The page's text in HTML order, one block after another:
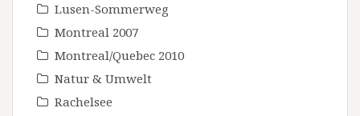
Lusen-Sommerweg
Montreal 2007
Montreal/Quebec 2010
Natur & Umwelt
Rachelsee